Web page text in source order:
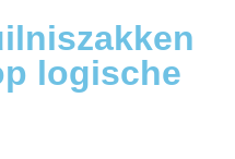
logische